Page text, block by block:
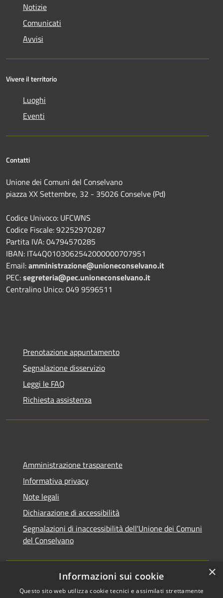
Notizie
Comunicati
Avvisi
Vivere il territorio
Luoghi
Eventi
Contatti
Unione dei Comuni del Conselvano
piazza XX Settembre, 32 - 35026 Conselve (Pd)
Codice Univoco: UFCWNS
Codice Fiscale: 92252970287
Partita IVA: 04794570285
IBAN: IT44Q0103062542000000707951
Email:amministrazione@unioneconselvano.it
PEC:segreteria@pec.unioneconselvano.it
Centralino Unico: 049 9596511
Prenotazione appuntamento
Segnalazione disservizio
Leggi le FAQ
Richiesta assistenza
Amministrazione trasparente
Informativa privacy
Note legali
Dichiarazione di accessibilità
Segnalazioni di inaccessibilità dell'Unione dei Comuni
del Conselvano
×
Informazioni sui cookie
Questo sito web utilizza cookie tecnici e assimilati strettamente